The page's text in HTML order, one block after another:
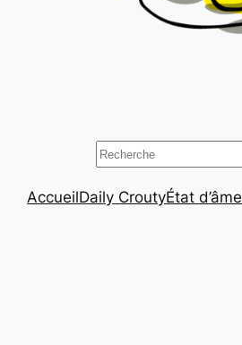
Rechercher
AccueilDaily CroutyÉtat d’âme